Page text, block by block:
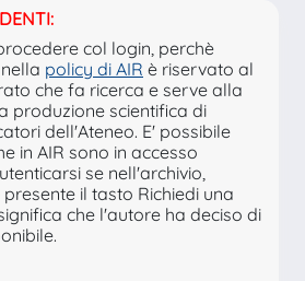
col login, perchè
policy di AIR è riservato al
che fa ricerca e serve alla
produzione scientifica di
dell'Ateneo. E' possibile
in AIR sono in accesso
se nell'archivio,
il tasto Richiedi una
che l'autore ha deciso di